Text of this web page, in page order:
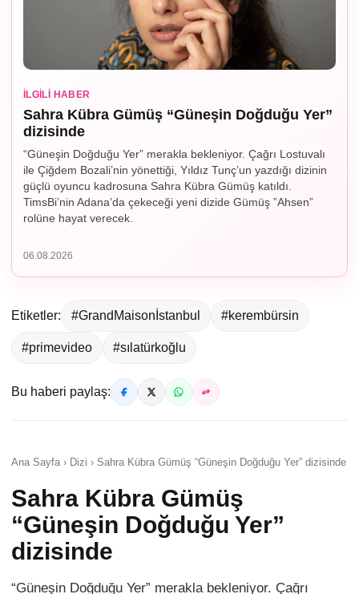
İLGILI HABER
Sahra Kübra Gümüş “Güneşin Doğduğu Yer”
dizisinde
“Güneşin Doğduğu Yer” merakla bekleniyor. Çağrı Lostuvalı
ile Çiğdem Bozali’nin yönettiği, Yıldız Tunç’un yazdığı dizinin
güçlü oyuncu kadrosuna Sahra Kübra Gümüş katıldı.
TimsBi’nin Adana’da çekeceği yeni dizide Gümüş ”Ahsen”
rolüne hayat verecek.
06.08.2026
Etiketler: #GrandMaisonİstanbul #kerembürsin
#primevideo #sılatürkoğlu
Bu haberi paylaş:
Ana Sayfa › Dizi › Sahra Kübra Gümüş “Güneşin Doğduğu Yer” dizisinde
Sahra Kübra Gümüş
“Güneşin Doğduğu Yer”
dizisinde
“Güneşin Doğduğu Yer” merakla bekleniyor. Çağrı